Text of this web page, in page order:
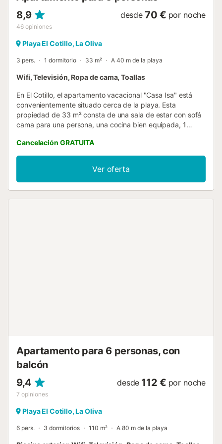
8,9
46 opiniones
desde 70 € por noche
Playa El Cotillo, La Oliva
3 pers. 1 dormitorio 33 m² A 40 m de la playa
Wifi, Televisión, Ropa de cama, Toallas
En El Cotillo, el apartamento vacacional "Casa Isa" está
convenientemente situado cerca de la playa. Esta
propiedad de 33 m² consta de una sala de estar con sofá
cama para una persona, una cocina bien equipada, 1
Los servicios adicionales incluyen televisión, ventilador y
lavadora. El apartamento vacacional también cuenta con
una terraza descubierta privada donde relajarte por la
noche. La propiedad está ubicada a 20 m de la playa más
cercana y a 500 m de la Playa de La Concha. También
Cancelación GRATUITA
Ver oferta
Apartamento para 6 personas, con
balcón
9,4
7 opiniones
desde 112 € por noche
Playa El Cotillo, La Oliva
6 pers. 3 dormitorios 110 m² A 80 m de la playa